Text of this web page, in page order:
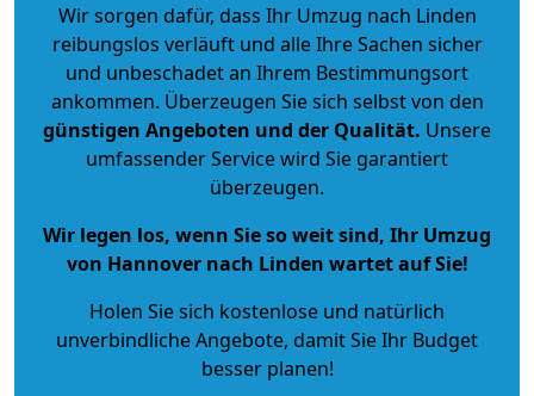
Wir sorgen dafür, dass Ihr Umzug nach Linden
reibungslos verläuft und alle Ihre Sachen sicher
und unbeschadet an Ihrem Bestimmungsort
ankommen. Überzeugen Sie sich selbst von den
günstigen Angeboten und der Qualität. Unsere
umfassender Service wird Sie garantiert
überzeugen.
Wir legen los, wenn Sie so weit sind, Ihr Umzug
von Hannover nach Linden wartet auf Sie!
Holen Sie sich kostenlose und natürlich
unverbindliche Angebote, damit Sie Ihr Budget
besser planen!